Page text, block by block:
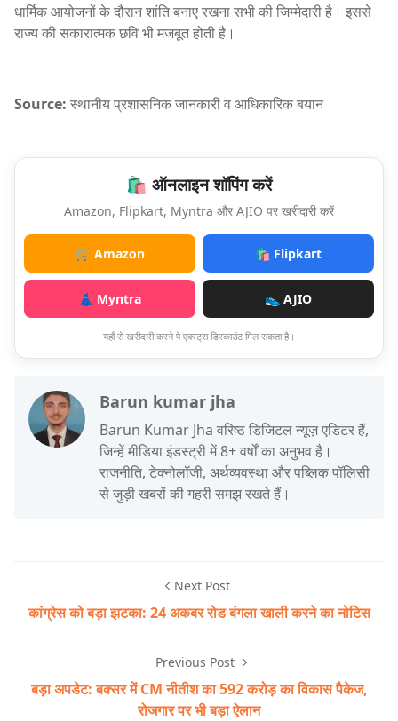
धार्मिक आयोजनों के दौरान शांति बनाए रखना सभी की जिम्मेदारी है। इससे
राज्य की सकारात्मक छवि भी मजबूत होती है।
Source: स्थानीय प्रशासनिक जानकारी व आधिकारिक बयान
🛍️ ऑनलाइन शॉपिंग करें
Amazon, Flipkart, Myntra और AJIO पर खरीदारी करें
🛒 Amazon 🛍️ Flipkart
👗 Myntra 👟 AJIO
यहाँ से खरीदारी करने पे एक्स्ट्रा डिस्काउंट मिल सकता है।
Barun kumar jha
Barun Kumar Jha वरिष्ठ डिजिटल न्यूज़ एडिटर हैं,
जिन्हें मीडिया इंडस्ट्री में 8+ वर्षों का अनुभव है।
राजनीति, टेक्नोलॉजी, अर्थव्यवस्था और पब्लिक पॉलिसी
से जुड़ी खबरों की गहरी समझ रखते हैं।
Next Post
कांग्रेस को बड़ा झटका: 24 अकबर रोड बंगला खाली करने का नोटिस
Previous Post
बड़ा अपडेट: बक्सर में CM नीतीश का 592 करोड़ का विकास पैकेज,
रोजगार पर भी बड़ा ऐलान